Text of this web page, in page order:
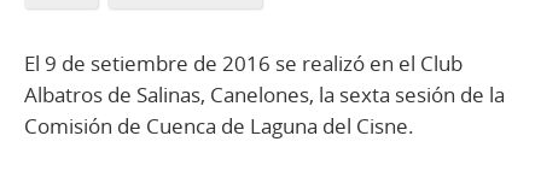
El 9 de setiembre de 2016 se realizó en el Club
Albatros de Salinas, Canelones, la sexta sesión de la
Comisión de Cuenca de Laguna del Cisne.